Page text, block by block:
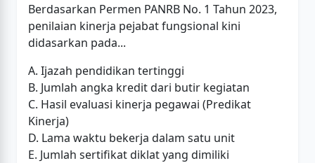
Berdasarkan Permen PANRB No. 1 Tahun 2023,
penilaian kinerja pejabat fungsional kini
didasarkan pada...
A. Ijazah pendidikan tertinggi
B. Jumlah angka kredit dari butir kegiatan
C. Hasil evaluasi kinerja pegawai (Predikat
Kinerja)
D. Lama waktu bekerja dalam satu unit
E. Jumlah sertifikat diklat yang dimiliki